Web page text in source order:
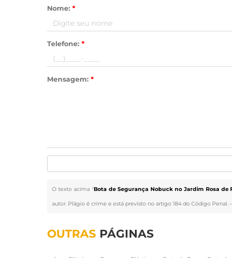
Nome:*
Telefone:*
Mensagem:*
O texto acima "Bota de Segurança Nobuck no Jardim Rosa de
autor. Plágio é crime e está previsto no artigo 184 do Código Penal. –
OUTRAS PÁGINAS